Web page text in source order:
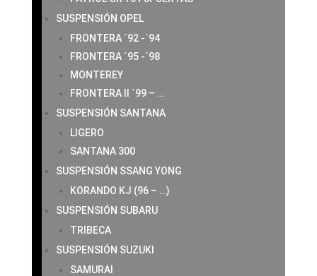
SUSPENSIÓN OPEL
FRONTERA ´92 -´94
FRONTERA ´95 -´98
MONTEREY
FRONTERA II ´99 – …
SUSPENSIÓN SANTANA
LIGERO
SANTANA 300
SUSPENSIÓN SSANG YONG
KORANDO KJ (96 – …)
SUSPENSIÓN SUBARU
TRIBECA
SUSPENSIÓN SUZUKI
SAMURAI